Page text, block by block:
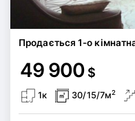
Продається 1-о
49 900 $
1к 30/15/7м2